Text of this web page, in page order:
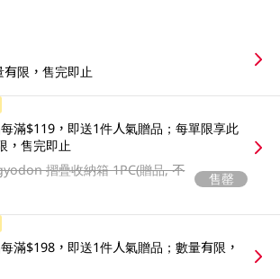
限，售完即止
滿$119，即送1件人氣贈品；每單限享此
，售完即止
摺疊收納箱 1PC(贈品, 不
售罄
滿$198，即送1件人氣贈品；數量有限，